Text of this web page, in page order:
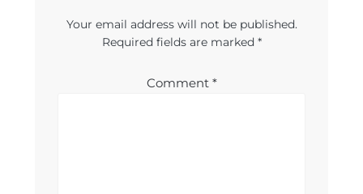
Your email address will not be published.
Required fields are marked *
Comment *